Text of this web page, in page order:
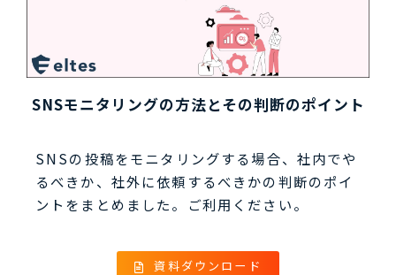
SNSモニタリングの方法とその判断のポイント
SNSの投稿をモニタリングする場合、社内でや
るべきか、社外に依頼するべきかの判断のポイ
ントをまとめました。ご利用ください。
資料ダウンロード